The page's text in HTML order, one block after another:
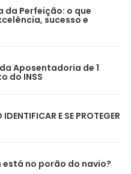
da Perfeição: o que
sucesso e
Aposentadoria de 1
do INSS
E SE PROTEGER
está no porão do navio?